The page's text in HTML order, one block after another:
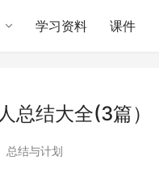
学习资料 课件
总结大全(3篇）
总结与计划